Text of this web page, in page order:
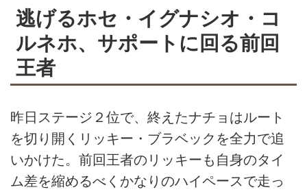
逃げるホセ・イグナシオ・コ
ルネホ、サポートに回る前回
王者
昨日ステージ２位で、終えたナチョはルート
を切り開くリッキー・ブラベックを全力で追
いかけた。前回王者のリッキーも自身のタイ
ム差を縮めるべくかなりのハイペースで走っ